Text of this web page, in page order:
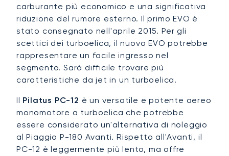
carburante più economico e una significativa
riduzione del rumore esterno. Il primo EVO è
stato consegnato nell'aprile 2015. Per gli
scettici dei turboelica, il nuovo EVO potrebbe
rappresentare un facile ingresso nel
segmento. Sarà difficile trovare più
caratteristiche da jet in un turboelica.
Il Pilatus PC-12 è un versatile e potente aereo
monomotore a turboelica che potrebbe
essere considerato un'alternativa di noleggio
al Piaggio P-180 Avanti. Rispetto all'Avanti, il
PC-12 è leggermente più lento, ma offre